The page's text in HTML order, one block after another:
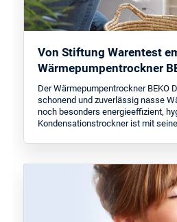
Von Stiftung Warentest
Wärmepumpentrockner
Der Wärmepumpentrockner BEKO
schonend und zuverlässig nasse
noch besonders energieeffizient,
Kondensationstrockner ist mit